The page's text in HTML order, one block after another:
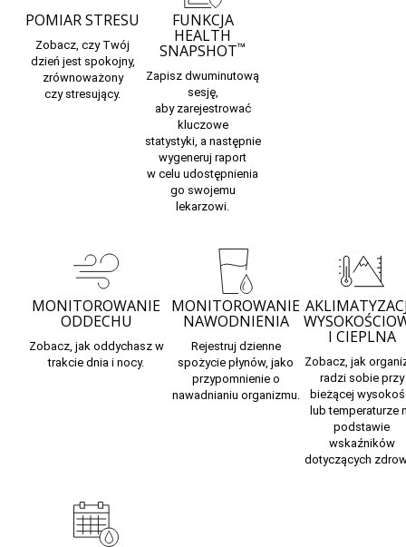
POMIAR STRESU
Zobacz, czy Twój
dzień jest spokojny,
zrównoważony
czy stresujący.
FUNKCJA
HEALTH
SNAPSHOT™
Zapisz dwuminutową
sesję,
aby zarejestrować
kluczowe
statystyki, a następnie
wygeneruj raport
w celu udostępnienia
go swojemu
lekarzowi.
MONITOROWANIE
ODDECHU
Zobacz, jak oddychaszw
trakcie dnia i nocy.
MONITOROWANIE
NAWODNIENIA
Rejestruj dzienne
spożycie płynów, jako
przypomnienie o
nawadnianiu organizmu.
I CIEPLNA
Zobacz, jak
radzi sobieprzy
bieżącej
lub temperaturze
podstawie
wskaźników
dotyczących